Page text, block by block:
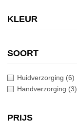
KLEUR
SOORT
Huidverzorging (6)
Handverzorging (3)
PRIJS